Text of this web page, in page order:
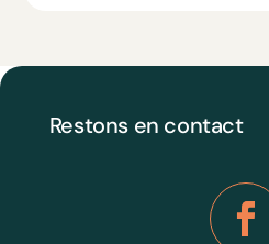
Restons en contact